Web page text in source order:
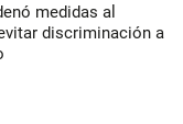
medidas al
discriminación a